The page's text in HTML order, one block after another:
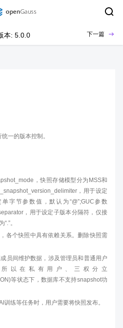
本: 5.0.0 下一篇
一的版本控制。
，快照存储模型分为MSS和
，用于设定
字节参数值，默认为“@”;GUC参数
，用于设定子版本分隔符，仅接
。
各个快照中具有依赖关系。删除快照需
员间维护数据，涉及管理员和普通用户
以在私有用户、三权分立
等状态下，数据库不支持snapshot功
训练等任务时，用户需要将快照发布。